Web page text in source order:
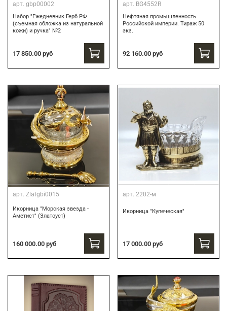
арт. gbp00002
Набор "Ежедневник Герб РФ
(съемная обложка из натуральной
кожи) и ручка" №2
17 850.00 руб
арт. BG4552R
Нефтяная промышленность
Российской империи. Тираж 50
экз.
92 160.00 руб
арт. Zlatgbi0015
Икорница "Морская звезда -
Аметист" (Златоуст)
160 000.00 руб
арт. 2202-м
Икорница "Купеческая"
17 000.00 руб